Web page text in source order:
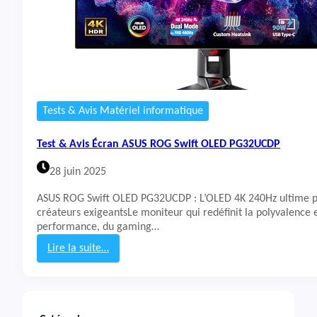
Tests & Avis Matériel informatique
Test & Avis Écran ASUS ROG Swift OLED PG32UCDP
28 juin 2025
ASUS ROG Swift OLED PG32UCDP : L’OLED 4K 240Hz
créateurs exigeantsLe moniteur qui redéfinit la polyvalence
performance, du gaming…
Lire la suite…
: